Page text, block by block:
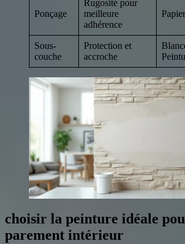
Ponçage
Rugosité pour
meilleure
adhérence
Sous-
couche
Protection et
accroche
choisir la peinture idéale
parement intérieur